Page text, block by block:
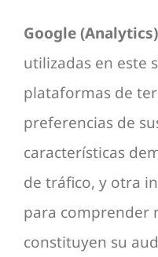
Google (Analytics)
utilizadas en este
plataformas de
preferencias de
características
de tráfico, y otra
para comprender
constituyen su